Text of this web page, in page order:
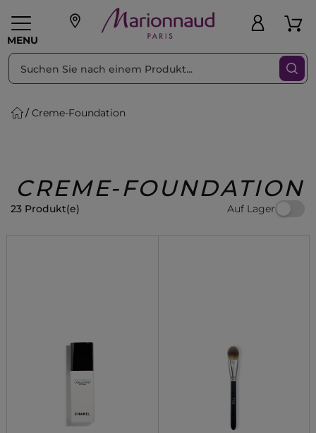
MENU
Geschenke PFLEGE
Beauty
Creme-Foundation
CREME-FOUNDATION
23 Produkt(e) Auf Lager
sortieren nach Filter